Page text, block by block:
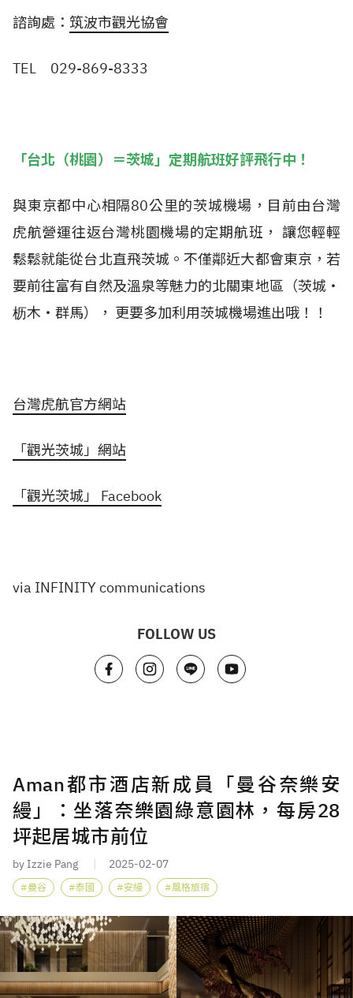
諮詢處： 筑波市觀光協會
TEL 029-869-8333
「台北（桃園）＝茨城」定期航班好評飛行中！
與東京都中心相隔80公里的茨城機場，目前由台灣
虎航營運往返台灣桃園機場的定期航班， 讓您輕輕
鬆鬆就能從台北直飛茨城。不僅鄰近大都會東京，若
要前往富有自然及溫泉等魅力的北關東地區（茨城・
枥木・群馬）， 更要多加利用茨城機場進出哦！！
台灣虎航官方網站
「觀光茨城」網站
「觀光茨城」 Facebook
via INFINITY communications
FOLLOW US
Aman都市酒店新成員「曼谷奈樂安
縵」：坐落奈樂園綠意園林，每房28
坪起居城市前位
by Izzie Pang 2025-02-07
曼谷 泰國 安縵 風格旅宿